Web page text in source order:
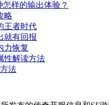
样的输出体验？
略
王者时代
就有回报
力恢复
性解读方法
法